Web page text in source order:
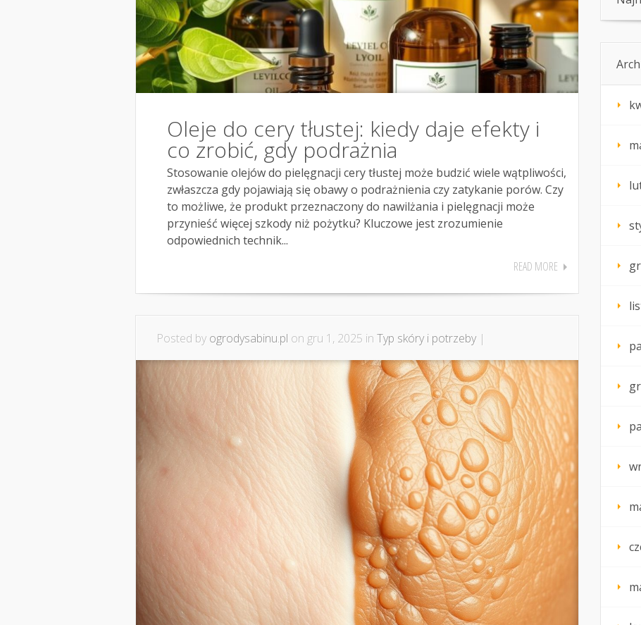
Oleje do cery tłustej: kiedy daje efekty i
co zrobić, gdy podrażnia
Stosowanie olejów do pielęgnacji cery tłustej może budzić wiele wątpliwości,
zwłaszcza gdy pojawiają się obawy o podrażnienia czy zatykanie porów. Czy
to możliwe, że produkt przeznaczony do nawilżania i pielęgnacji może
przynieść więcej szkody niż pożytku? Kluczowe jest zrozumienie
odpowiednich technik...
READ MORE
Posted by ogrodysabinu.pl on gru 1, 2025 in Typ skóry i potrzeby|